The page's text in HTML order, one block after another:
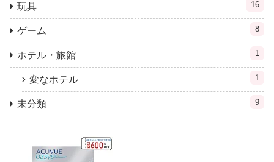
玩具 16
ゲーム 8
ホテル・旅館 1
変なホテル 1
未分類 9